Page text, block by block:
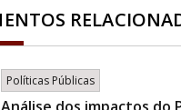
Políticas Públicas